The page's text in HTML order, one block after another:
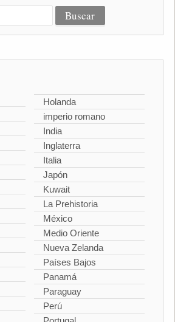
Holanda
imperio romano
India
Inglaterra
Italia
Japón
Kuwait
La Prehistoria
México
Medio Oriente
Nueva Zelanda
Países Bajos
Panamá
Paraguay
Perú